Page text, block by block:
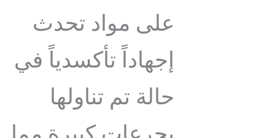
على مواد تحدث
إجهاداً تأكسدياً في
حالة تم تناولها